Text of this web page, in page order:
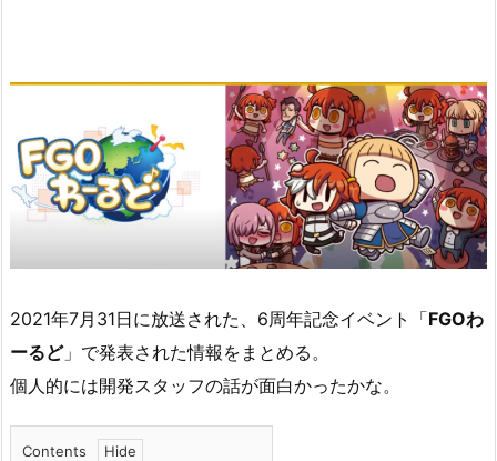
2021年7月31日に放送された、6周年記念イベント「FGOわ
ーるど」で発表された情報をまとめる。
個人的には開発スタッフの話が面白かったかな。
Contents